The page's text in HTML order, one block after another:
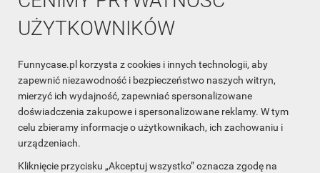
UŻYTKOWNIKÓW
Funnycase.pl korzysta z cookies i innych technologii, aby
zapewnić niezawodność i bezpieczeństwo naszych witryn,
mierzyć ich wydajność, zapewniać spersonalizowane
doświadczenia zakupowe i spersonalizowane reklamy. W tym
celu zbieramy informacje o użytkownikach, ich zachowaniu i
urządzeniach.
Kliknięcie przycisku „Akceptuj wszystko” oznacza zgodę na
INFORMACJA O SKLEPIE
INFORMACJE
OBSŁUGA KLIENTA
WSPÓŁPRACA